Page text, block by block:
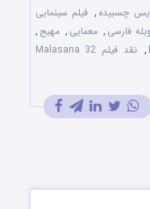
, فیلم سینمایی
, معمایی , مهیج ,
,
نقد فیلم Malasana 32